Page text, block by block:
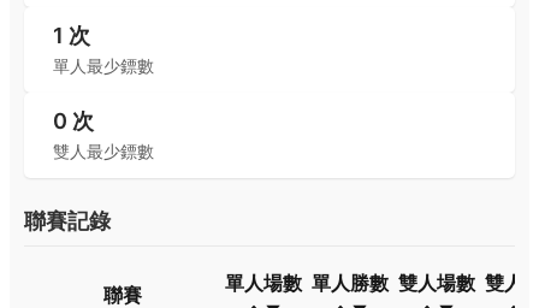
1 次
單人最少鏢數
0 次
雙人最少鏢數
聯賽記錄
聯賽 單人場數 單人勝數 雙人場數 雙人